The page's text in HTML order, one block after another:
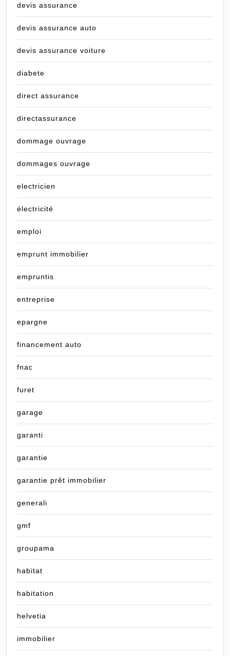
devis assurance
devis assurance auto
devis assurance voiture
diabete
direct assurance
directassurance
dommage ouvrage
dommages ouvrage
electricien
électricité
emploi
emprunt immobilier
empruntis
entreprise
epargne
financement auto
fnac
furet
garage
garanti
garantie
garantie prêt immobilier
generali
gmf
groupama
habitat
habitation
helvetia
immobilier